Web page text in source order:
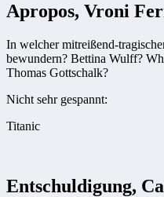
Apropos, Vroni
In welcher mitreißend-
bewundern? Bettina Wulff?
Thomas Gottschalk?
Nicht sehr gespannt:
Titanic
Entschuldigung,